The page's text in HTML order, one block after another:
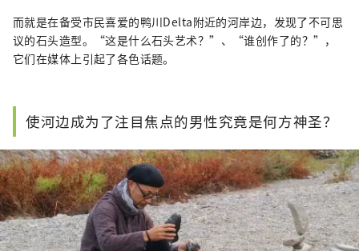
而就是在备受市民喜爱的鸭川Delta附近的河岸边，发现了不可思
议的石头造型。“这是什么石头艺术？”、“谁创作了的？”，
它们在媒体上引起了各色话题。
使河边成为了注目焦点的男性究竟是何方神圣？